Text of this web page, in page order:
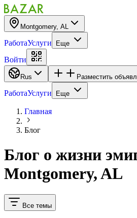
Montgomery, AL
РаботаУслуги Еще
Войти
Rus Разместить
РаботаУслуги Еще
Главная
Блог
Блог о жизни
Montgomery, AL
Все темы